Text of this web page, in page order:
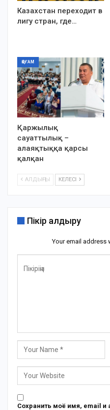
Казахстан переходит в
лигу стран, где…
ҚОҒАМ
Қаржылық
сауаттылық –
алаяқтыққа қарсы
қалқан
АЛДЫҢҒЫ КЕЛЕСІ
Пікір қалдыру
Your email address
Сохранить моё имя, email и